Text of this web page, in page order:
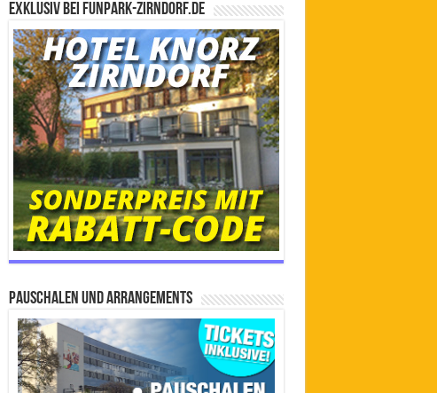
Exklusiv bei FUNPARK-ZIRNDORF.DE
Pauschalen und Arrangements